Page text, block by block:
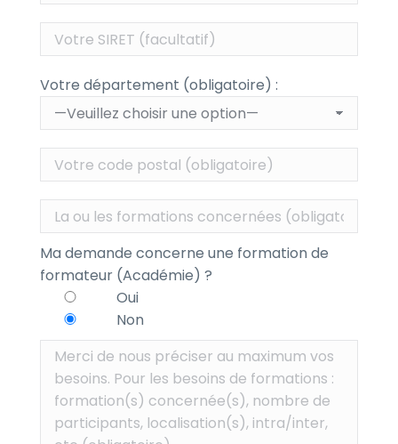
Votre département (obligatoire) :
Ma demande concerne une formation de
formateur (Académie) ?
Oui
Non